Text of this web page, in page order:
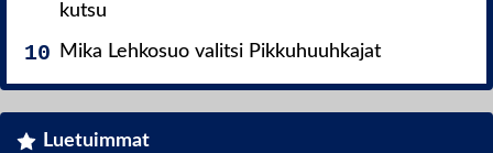
kutsu
Mika Lehkosuo valitsi Pikkuhuuhkajat
Luetuimmat